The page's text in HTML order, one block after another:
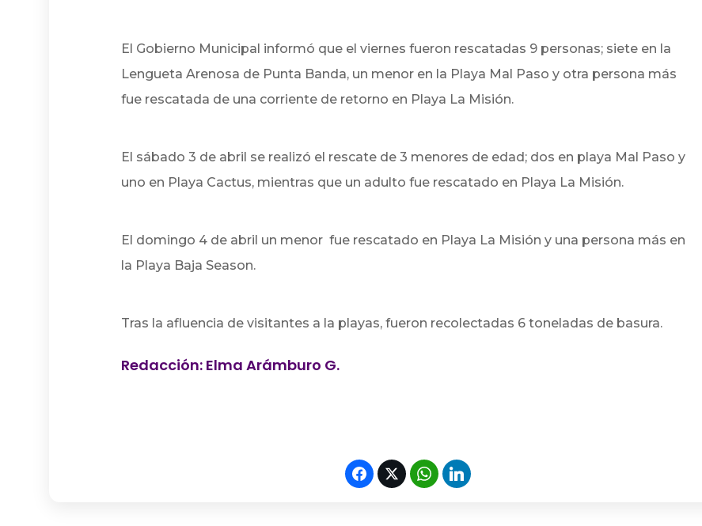
El Gobierno Municipal informó que el viernes fueron rescatadas 9 personas; siete en la
Lengueta Arenosa de Punta Banda, un menor en la Playa Mal Paso y otra persona más
fue rescatada de una corriente de retorno en Playa La Misión.
El sábado 3 de abril se realizó el rescate de 3 menores de edad; dos en playa Mal Paso y
uno en Playa Cactus, mientras que un adulto fue rescatado en Playa La Misión.
El domingo 4 de abril un menor fue rescatado en Playa La Misión y una persona más en
la Playa Baja Season.
Tras la afluencia de visitantes a la playas, fueron recolectadas 6 toneladas de basura.
Redacción: Elma Arámburo G.